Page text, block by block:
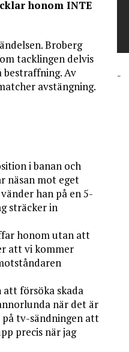
honom INTE
Broberg
tacklingen delvis
bestraffning. Av
avstängning.
i banan och
näsan mot eget
han på en 5-
sträcker in
honom utan att
att vi kommer
att försöka skada
när det är
tv-sändningen att
precis när jag
-